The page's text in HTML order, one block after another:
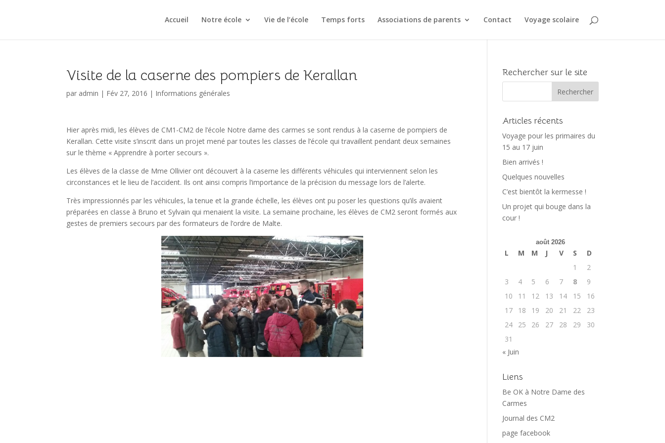
Accueil Notre école Vie de l’école Temps forts Associations de parents Contact Voyage scolaire
Visite de la caserne des pompiers de Kerallan
par admin | Fév 27, 2016 | Informations générales
Hier après midi, les élèves de CM1-CM2 de l’école Notre dame des carmes se sont rendus à la caserne de pompiers de
Kerallan. Cette visite s’inscrit dans un projet mené par toutes les classes de l’école qui travaillent pendant deux semaines
sur le thème « Apprendre à porter secours ».
Les élèves de la classe de Mme Ollivier ont découvert à la caserne les différents véhicules qui interviennent selon les
circonstances et le lieu de l’accident. Ils ont ainsi compris l’importance de la précision du message lors de l’alerte.
Très impressionnés par les véhicules, la tenue et la grande échelle, les élèves ont pu poser les questions qu’ils avaient
préparées en classe à Bruno et Sylvain qui menaient la visite. La semaine prochaine, les élèves de CM2 seront formés aux
gestes de premiers secours par des formateurs de l’ordre de Malte.
Rechercher sur le site
Articles récents
Voyage pour les primaires du
15 au 17 juin
Bien arrivés !
Quelques nouvelles
C’est bientôt la kermesse !
Un projet qui bouge dans la
cour !
août 2026
L M M J V S
D
1
2
3
4 5 6 7 8
9
10
11 12 13 14 15
16
17
18 19 20 21 22
23
24
25 26 27 28 29
30
31
« Juin
Liens
Be OK à Notre Dame des
Carmes
Journal des CM2
page facebook